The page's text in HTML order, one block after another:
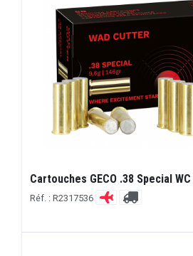
Cartouches GECO .38 Special
Réf. : R2317536